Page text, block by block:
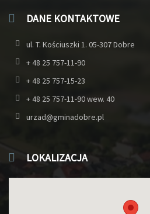
DANE KONTAKTOWE
ul. T. Kościuszki 1. 05-307 Dobre
+ 48 25 757-11-90
+ 48 25 757-15-23
+ 48 25 757-11-90 wew. 40
urzad@gminadobre.pl
LOKALIZACJA